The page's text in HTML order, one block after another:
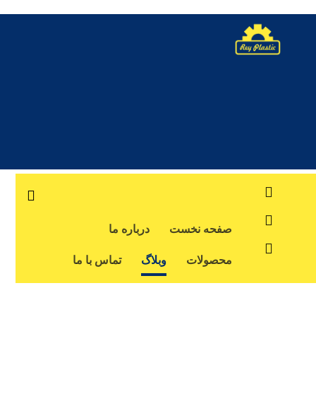
صفحه نخست درباره ما
محصولات وبلاگ تماس با ما